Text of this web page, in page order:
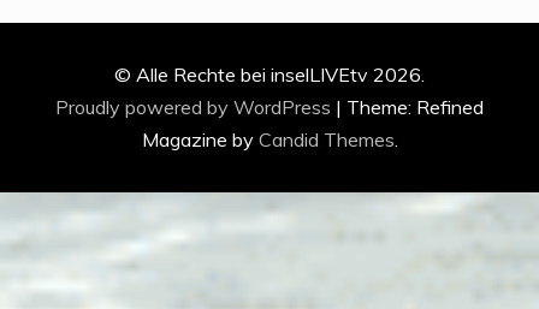
© Alle Rechte bei inselLIVEtv 2026.
Proudly powered by WordPress | Theme: Refined
Magazine by Candid Themes.